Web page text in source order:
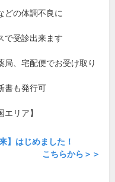
どの体調不良に
で受診出来ます
局、宅配便でお受け取り
書も発行可
エリア】
】はじめました！
こちらから＞＞